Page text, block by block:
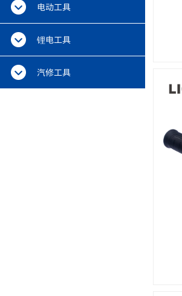
电动工具
锂电工具
汽修工具